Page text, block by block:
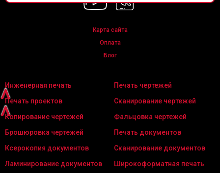
^
^
Карта сайта
Оплата
Блог
Инженерная печать
Печать чертежей
Печать проектов
Сканирование чертежей
Копирование чертежей
Фальцовка чертежей
Брошюровка чертежей
Печать документов
Ксерокопия документов
Сканирование документов
Ламинирование документов
Широкоформатная печать